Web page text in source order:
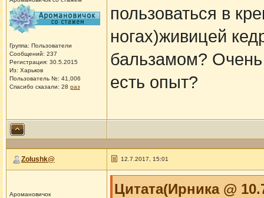
Группа: Пользователи
Сообщений: 237
Регистрация: 30.5.2015
Из: Харьков
Пользователь №: 41,006
Спасибо сказали: 28 раз
пользоваться в
ногах)живицей
бальзамом? Очень
есть опыт?
Zolushk@ 12.7.2017, 15:01
Аромановичок Цитата(Ирника @